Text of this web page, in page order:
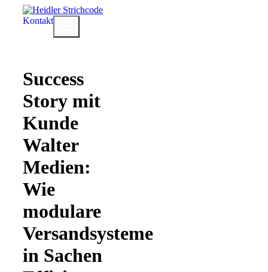
InhaltKontakt
Success
Story mit
Kunde
Walter
Medien:
Wie
modulare
Versandsysteme
in Sachen